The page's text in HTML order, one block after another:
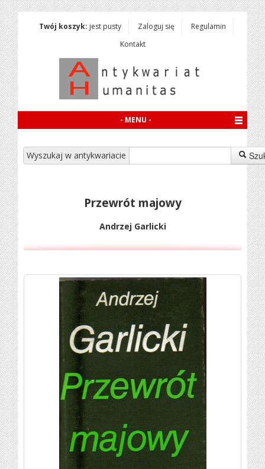
Twój koszyk: jest pusty Zaloguj się
Regulamin
Kontakt
- MENU -
Wyszukaj w antykwariacie
Przewrót majowy
Andrzej Garlicki